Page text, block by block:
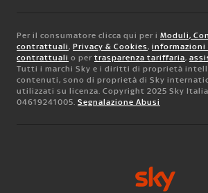
Per il consumatore clicca qui per i Moduli,
contrattuali, Privacy & Cookies, informazioni
contrattuali o per trasparenza tariffaria,
Tutti i marchi Sky e i diritti di proprietà
contenuti, sono di proprietà di Sky
utilizzati su licenza. Copyright 2025 Sky Italia
04619241005. Segnalazione Abusi